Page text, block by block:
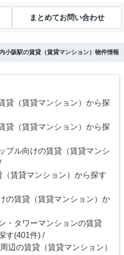
まとめてお問い合わせ
小阪駅の賃貸（賃貸マンション）物件情報
貸（賃貸マンション）から探
貸（賃貸マンション）から探
プル向けの賃貸（賃貸マンシ
賃貸マンション）から探す
の賃貸（賃貸マンション）か
・タワーマンションの賃貸
す(401件)
辺の賃貸（賃貸マンション）